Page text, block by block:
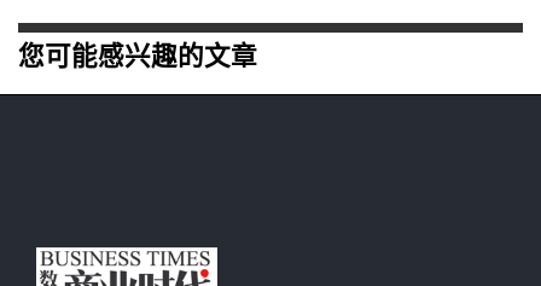
您可能感兴趣的文章